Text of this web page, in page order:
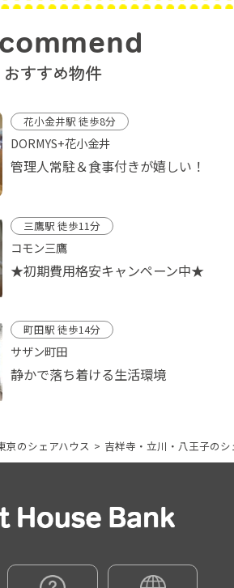
おすすめ物件
花小金井駅 徒歩8分
DORMYS+花小金井
管理人常駐＆食事付きが嬉しい！
三鷹駅 徒歩11分
コモン三鷹
★初期費用格安キャンペーン中★
町田駅 徒歩14分
サザン町田
静かで落ち着ける生活環境
京のシェアハウス > 吉祥寺・立川・八王子のシ